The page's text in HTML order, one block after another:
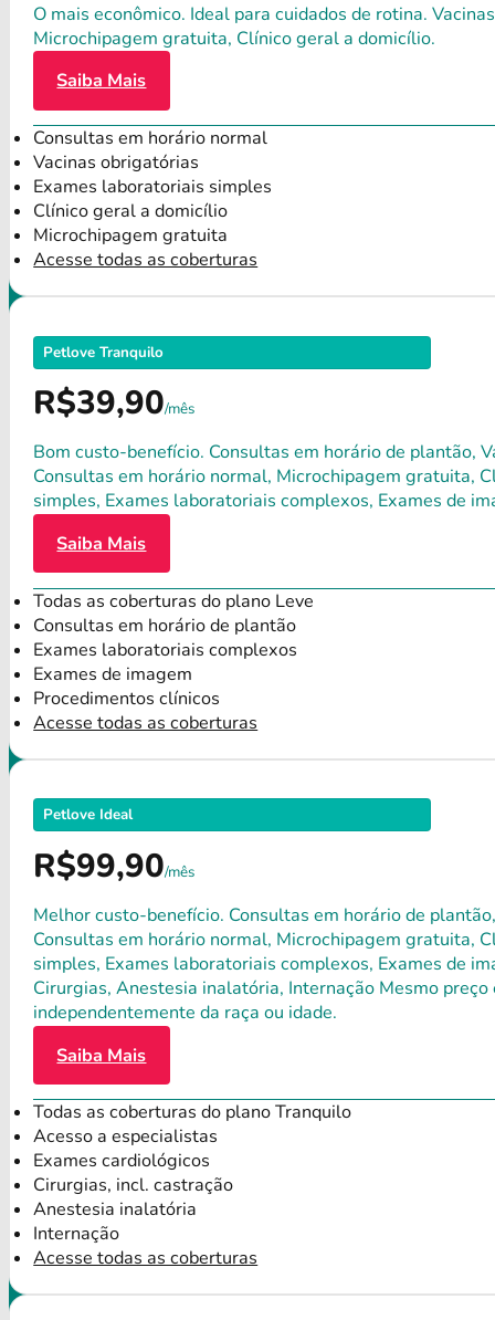
O mais econômico. Ideal para cuidados de rotina.
Microchipagem gratuita, Clínico geral a domicílio.
Saiba Mais
Consultas em horário normal
Vacinas obrigatórias
Exames laboratoriais simples
Clínico geral a domicílio
Microchipagem gratuita
Acesse todas as coberturas
Petlove Tranquilo
R$39,90/mês
Bom custo-benefício. Consultas em horário de plantão,
Consultas em horário normal, Microchipagem gratuita,
simples, Exames laboratoriais complexos, Exames de
Saiba Mais
Todas as coberturas do plano Leve
Consultas em horário de plantão
Exames laboratoriais complexos
Exames de imagem
Procedimentos clínicos
Acesse todas as coberturas
Petlove Ideal
R$99,90/mês
Melhor custo-benefício. Consultas em horário de
Consultas em horário normal, Microchipagem gratuita,
simples, Exames laboratoriais complexos, Exames de
Cirurgias, Anestesia inalatória, Internação Mesmo
independentemente da raça ou idade.
Saiba Mais
Todas as coberturas do plano Tranquilo
Acesso a especialistas
Exames cardiológicos
Cirurgias, incl. castração
Anestesia inalatória
Internação
Acesse todas as coberturas